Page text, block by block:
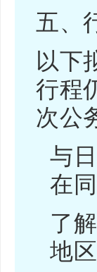
五、
以下
行程
次公
与
在
了
地